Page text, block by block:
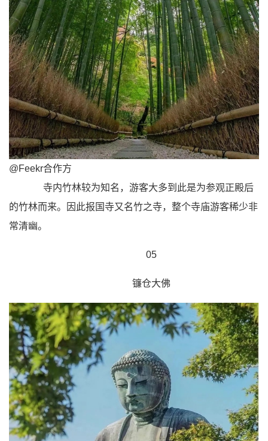
@Feekr合作方
寺内竹林较为知名，游客大多到此是为参观正殿后
的竹林而来。因此报国寺又名竹之寺，整个寺庙游客稀少非
常清幽。
05
镰仓大佛